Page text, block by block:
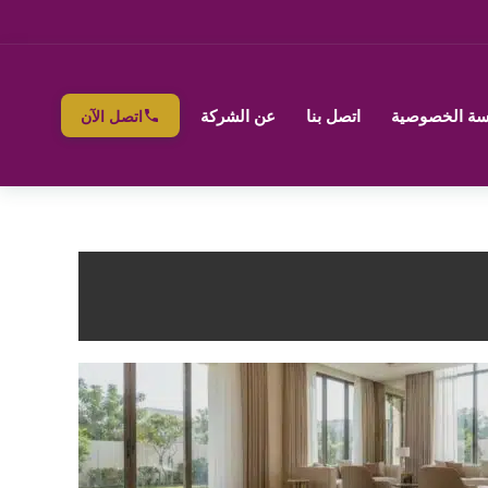
الخصوصية اتصل بنا عن الشركة اتصل الآن